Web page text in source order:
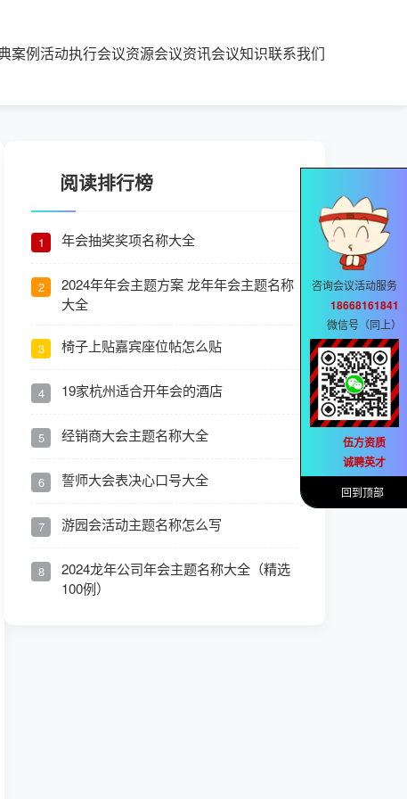
案例活动执行会议资源会议资讯会议知识联系我们
阅读排行榜
1 年会抽奖奖项名称大全
2
2024年年会主题方案 龙年年会主题名称
大全
3 椅子上贴嘉宾座位帖怎么贴
4 19家杭州适合开年会的酒店
5 经销商大会主题名称大全
6 誓师大会表决心口号大全
7 游园会活动主题名称怎么写
8
2024龙年公司年会主题名称大全（精选
100例）
咨询会议活动服务
18668161841
微信号（同上）
伍方资质
诚聘英才
回到顶部